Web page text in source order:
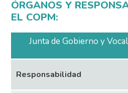
ÓRGANOS Y
EL COPM:
Junta de Gobierno y
Responsabilidad